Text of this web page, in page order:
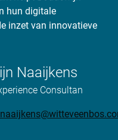
hun digitale
inzet van innovatieve
Naaijkens
Consultan